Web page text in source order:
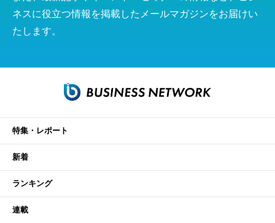
ネスに役立つ情報を掲載したメールマガジンをお届けい
たします。
特集・レポート
新着
ランキング
連載